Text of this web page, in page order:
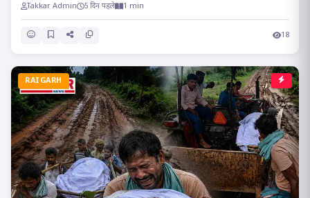
Takkar Admin 5 दिन पहले 1 min
18
RAIGARH